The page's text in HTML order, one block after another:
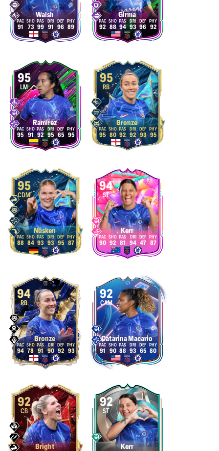
Walsh
91 73 99 91 96 89
Girma
92 88 94 93 96 92
95
LM
Ramírez
95 91 92 95 65 95
95
RB
Bronze
95 80 92 92 93 95
95
CDM
Nüsken
88 84 93 93 95 87
94
ST
Kerr
90 92 81 94 47 87
94
RB
Bronze
94 78 91 90 92 93
92
CAM
Catarina Macario
91 90 88 93 65 80
92
CB
Bright
92
ST
Kerr